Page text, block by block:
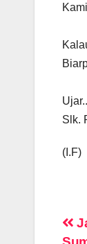
Slk.
(I.F)